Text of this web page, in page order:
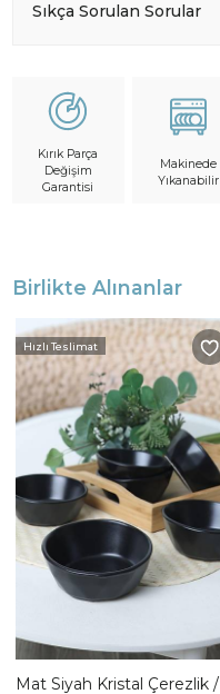
Sıkça Sorulan Sorular
Kırık Parça
Değişim
Garantisi
Makinede
Yıkanabilir
Birlikte Alınanlar
Hızlı Teslimat
Mat Siyah Kristal Çerezlik /